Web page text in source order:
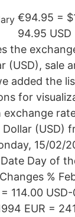
€94.95 =
94.95 USD
the
(USD), sale
added the
for
Dollar (USD)
15/02/
Day of
%
114.00
EUR =